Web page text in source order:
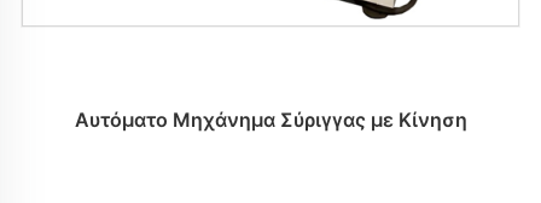
Αυτόματο Μηχάνημα Σύριγγας με Κίνηση